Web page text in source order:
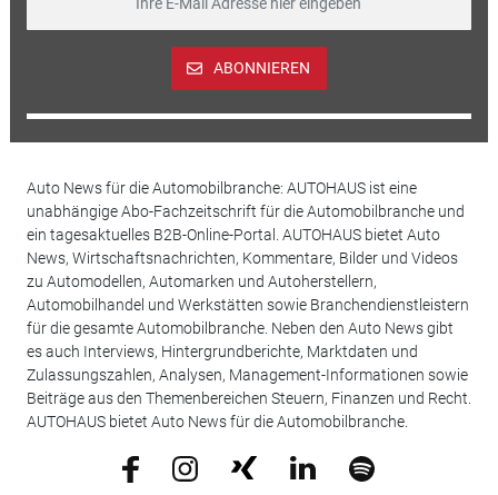
ABONNIEREN
Auto News für die Automobilbranche: AUTOHAUS ist eine
unabhängige Abo-Fachzeitschrift für die Automobilbranche und
ein tagesaktuelles B2B-Online-Portal. AUTOHAUS bietet Auto
News, Wirtschaftsnachrichten, Kommentare, Bilder und Videos
zu Automodellen, Automarken und Autoherstellern,
Automobilhandel und Werkstätten sowie Branchendienstleistern
für die gesamte Automobilbranche. Neben den Auto News gibt
es auch Interviews, Hintergrundberichte, Marktdaten und
Zulassungszahlen, Analysen, Management-Informationen sowie
Beiträge aus den Themenbereichen Steuern, Finanzen und Recht.
AUTOHAUS bietet Auto News für die Automobilbranche.